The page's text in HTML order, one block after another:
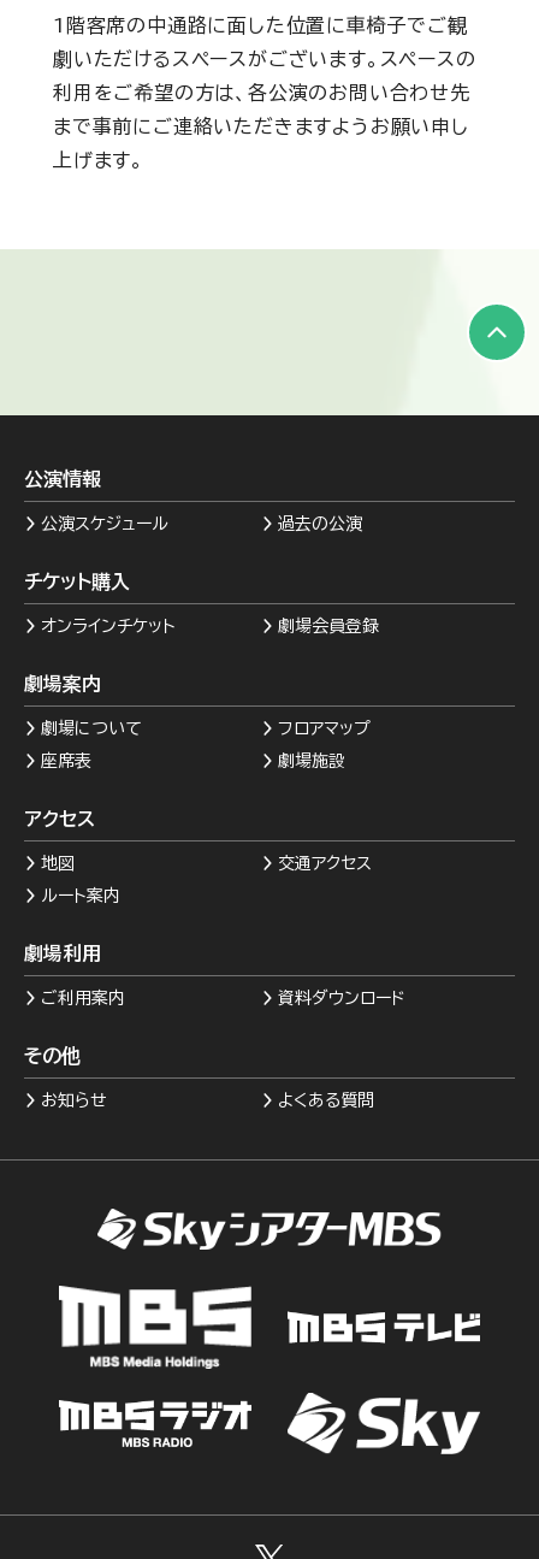
1階客席の中通路に面した位置に車椅子でご観
劇いただけるスペースがございます。スペースの
利用をご希望の方は、各公演のお問い合わせ先
まで事前にご連絡いただきますようお願い申し
上げます。
公演情報
公演スケジュール 過去の公演
チケット購入
オンラインチケット 劇場会員登録
劇場案内
劇場について
フロアマップ
座席表
劇場施設
アクセス
地図
交通アクセス
ルート案内
劇場利用
ご利用案内 資料ダウンロード
その他
お知らせ よくある質問